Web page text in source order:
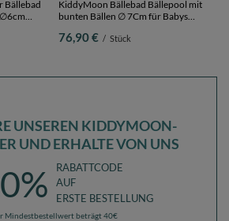
Bällebad
KiddyMoon Bällebad Bällepool mit
bunten Bällen ∅ 7Cm für Babys
pink:weiß/grau/blau/dunkelpink/
76,90 € / Stück
UNSEREN KIDDYMOON-
UND ERHALTE VON UNS
RABATTCODE
AUF
ERSTE BESTELLUNG
Mindestbestellwert beträgt 40€